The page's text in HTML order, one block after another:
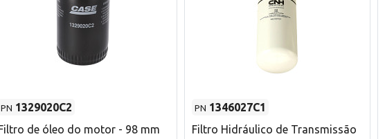
PN 1329020C2
Filtro de óleo do motor - 98 mm
PN 1346027C1
Filtro Hidráulico de Transmissão